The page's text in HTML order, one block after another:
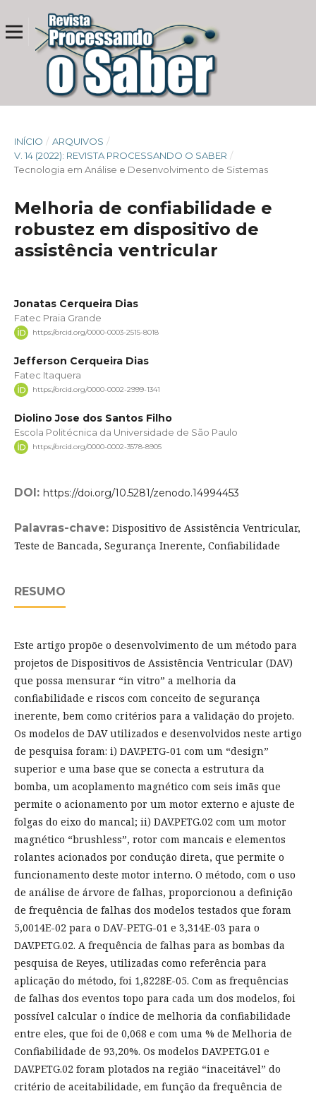
INÍCIO / ARQUIVOS /
V. 14 (2022): REVISTA PROCESSANDO O SABER /
Tecnologia em Análise e Desenvolvimento de Sistemas
Melhoria de confiabilidade e
robustez em dispositivo de
assistência ventricular
Jonatas Cerqueira Dias
Fatec Praia Grande
https://orcid.org/0000-0003-2515-8018
Jefferson Cerqueira Dias
Fatec Itaquera
https://orcid.org/0000-0002-2999-1341
Diolino Jose dos Santos Filho
Escola Politécnica da Universidade de São Paulo
https://orcid.org/0000-0002-3578-8905
DOI: https://doi.org/10.5281/zenodo.14994453
Palavras-chave: Dispositivo de Assistência Ventricular,
Teste de Bancada, Segurança Inerente, Confiabilidade
RESUMO
Este artigo propõe o desenvolvimento de um método para
projetos de Dispositivos de Assistência Ventricular (DAV)
que possa mensurar “in vitro” a melhoria da
confiabilidade e riscos com conceito de segurança
inerente, bem como critérios para a validação do projeto.
Os modelos de DAV utilizados e desenvolvidos neste artigo
de pesquisa foram: i) DAV.PETG-01 com um “design”
superior e uma base que se conecta a estrutura da
bomba, um acoplamento magnético com seis imãs que
permite o acionamento por um motor externo e ajuste de
folgas do eixo do mancal; ii) DAV.PETG.02 com um motor
magnético “brushless”, rotor com mancais e elementos
rolantes acionados por condução direta, que permite o
funcionamento deste motor interno. O método, com o uso
de análise de árvore de falhas, proporcionou a definição
de frequência de falhas dos modelos testados que foram
5,0014E-02 para o DAV-PETG-01 e 3,314E-03 para o
DAV.PETG.02. A frequência de falhas para as bombas da
pesquisa de Reyes, utilizadas como referência para
aplicação do método, foi 1,8228E-05. Com as frequências
de falhas dos eventos topo para cada um dos modelos, foi
possível calcular o índice de melhoria da confiabilidade
entre eles, que foi de 0,068 e com uma % de Melhoria de
Confiabilidade de 93,20%. Os modelos DAV.PETG.01 e
DAV.PETG.02 foram plotados na região “inaceitável” do
critério de aceitabilidade, em função da frequência de